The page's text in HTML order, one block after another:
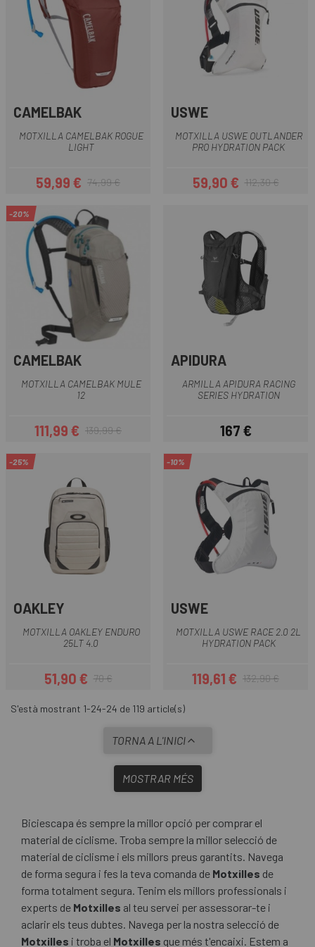
CAMELBAK
MOTXILLA CAMELBAK ROGUE
LIGHT
Preu
59,99 €Preu regular
74,99 €
USWE
MOTXILLA USWE OUTLANDER
PRO HYDRATION PACK
Preu
59,90 €Preu regular
112,30 €
-20%
CAMELBAK
MOTXILLA CAMELBAK MULE
12
Preu
111,99 €Preu regular
139,99 €
APIDURA
ARMILLA APIDURA RACING
SERIES HYDRATION
Preu
167 €
-25%
OAKLEY
MOTXILLA OAKLEY ENDURO
25LT 4.0
Preu
51,90 €Preu regular
70 €
-10%
USWE
MOTXILLA USWE RACE 2.0 2L
HYDRATION PACK
Preu
119,61 €Preu regular
132,90 €
S'està mostrant 1-24-24 de 119 article(s)
TORNA A L'INICI
MOSTRAR MÉS
Biciescapa és sempre la millor opció per comprar el
material de ciclisme. Troba sempre la millor selecció de
material de ciclisme i els millors preus garantits. Navega
de forma segura i fes la teva comanda de Motxilles de
forma totalment segura. Tenim els millors professionals i
experts de Motxilles al teu servei per assessorar-te i
aclarir els teus dubtes. Navega per la nostra selecció de
Motxilles i troba el Motxilles que més t'encaixi. Estem a